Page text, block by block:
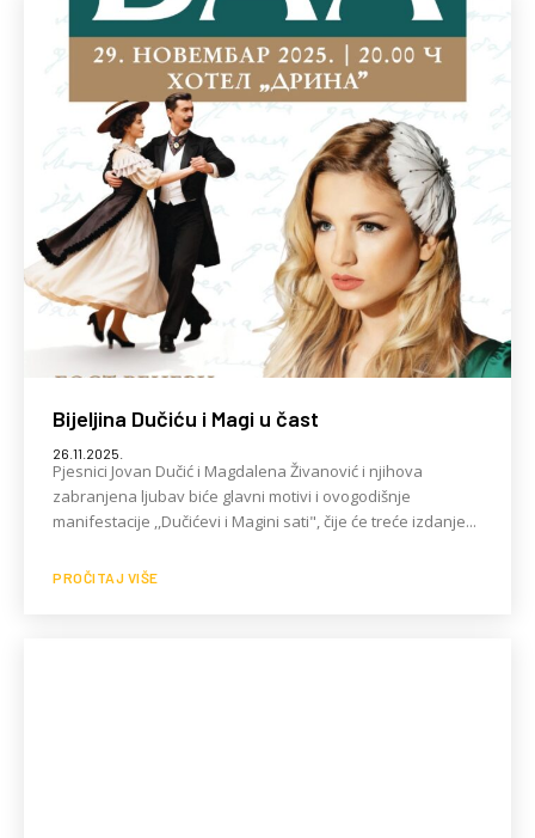
Bijeljina Dučiću i Magi u čast
26.11.2025.
Pjesnici Jovan Dučić i Magdalena Živanović i njihova
zabranjena ljubav biće glavni motivi i ovogodišnje
manifestacije ,,Dučićevi i Magini sati", čije će treće izdanje...
PROČITAJ VIŠE